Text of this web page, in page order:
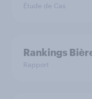
Étude de Cas
Rankings
Rapport